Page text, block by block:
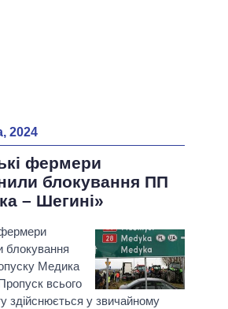
2024
фермери
блокування ПП
– Шегині»
блокування
Медика
всього
здійснюється у звичайному